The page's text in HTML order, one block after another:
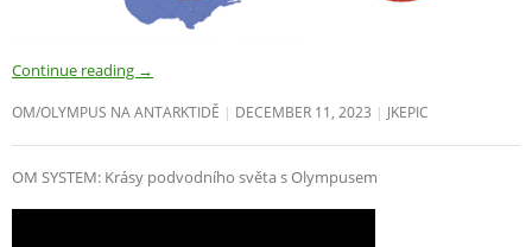
Continue reading →
OM/OLYMPUS NA ANTARKTIDĚ DECEMBER 11, 2023 JKEPIC
OM SYSTEM: Krásy podvodního světa s Olympusem